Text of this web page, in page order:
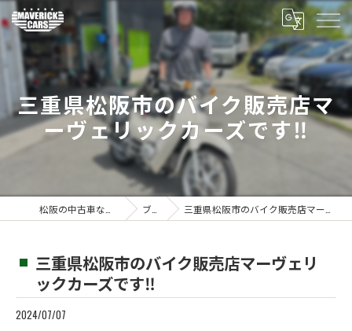
三重県松阪市のバイク販売店マ
ーヴェリックカーズです‼️
ブログ 三重県松阪市のバイク販売店マーヴェリックカーズです‼️
三重県松阪市のバイク販売店マーヴェリ
ックカーズです‼️
2024/07/07